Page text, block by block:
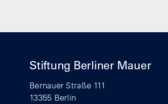
Stiftung Berliner Mauer
Bernauer Straße 111
13355 Berlin